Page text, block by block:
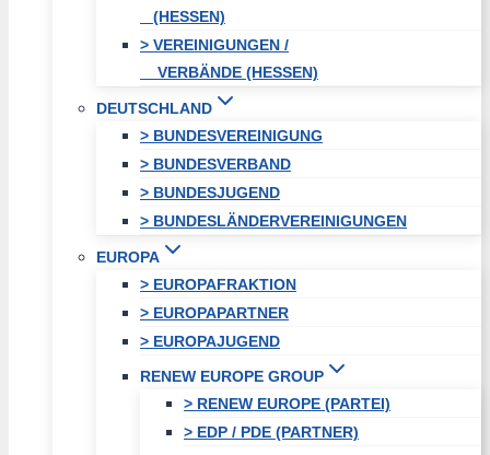
(HESSEN)
> VEREINIGUNGEN /
VERBÄNDE (HESSEN)
DEUTSCHLAND
> BUNDESVEREINIGUNG
> BUNDESVERBAND
> BUNDESJUGEND
> BUNDESLÄNDERVEREINIGUNGEN
EUROPA
> EUROPAFRAKTION
> EUROPAPARTNER
> EUROPAJUGEND
RENEW EUROPE GROUP
> RENEW EUROPE (PARTEI)
> EDP / PDE (PARTNER)